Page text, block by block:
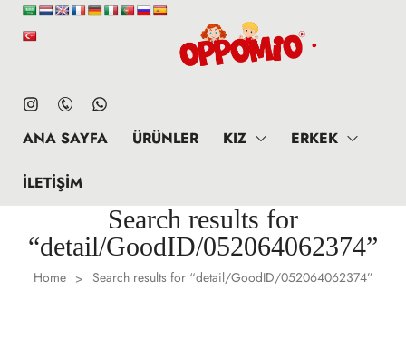
ANA SAYFA ÜRÜNLER KIZ ERKEK
İLETIŞIM
Search results for
“detail/GoodID/052064062374”
Home > Search results for “detail/GoodID/052064062374”